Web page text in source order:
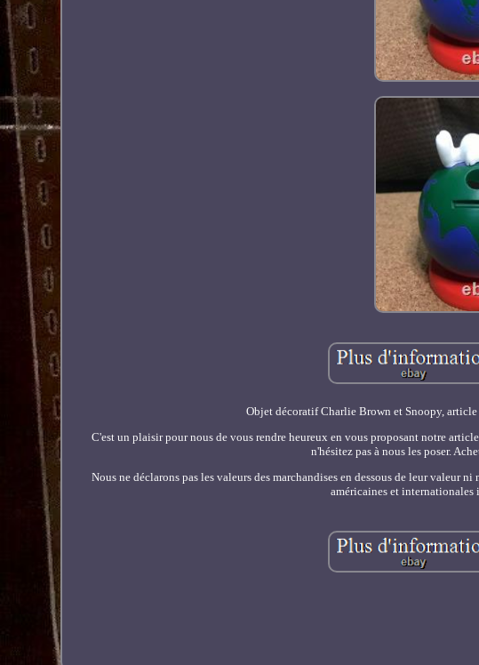
Objet décoratif Charlie Brown et Snoopy, article
C'est un plaisir pour nous de vous rendre heureux en vous proposant notre
n'hésitez pas à nous les poser.
Nous ne déclarons pas les valeurs des marchandises en dessous de leur valeur
américaines et